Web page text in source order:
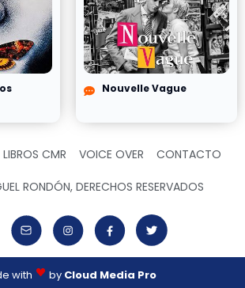
Nouvelle Vague
LIBROS CMR VOICE OVER CONTACTO
RONDÓN, DERECHOS RESERVADOS
with by Cloud Media Pro